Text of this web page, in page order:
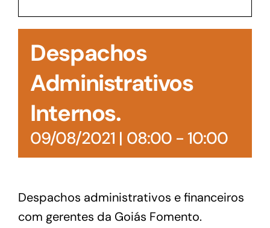
Acesso à Informação
Despachos
Administrativos
Internos.
09/08/2021 | 08:00- 10:00
Despachos administrativos e financeiros
com gerentes da Goiás Fomento.